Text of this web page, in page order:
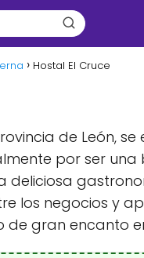
Hostal El Cruce
de León,
por ser
deliciosa
los negocios y
gran encanto